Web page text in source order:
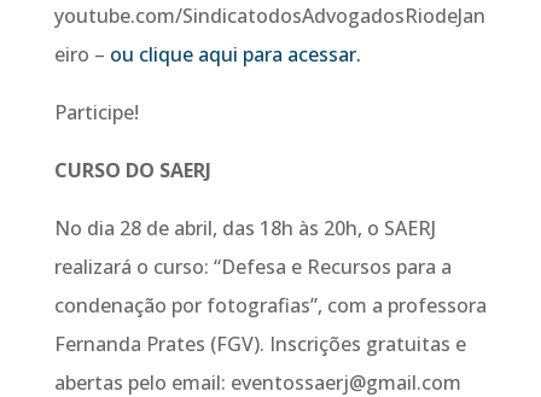
youtube.com/SindicatodosAdvogadosRiodeJan
eiro – ou clique aqui para acessar.
Participe!
CURSO DO SAERJ
No dia 28 de abril, das 18h às 20h, o SAERJ
realizará o curso: “Defesa e Recursos para a
condenação por fotografias”, com a professora
Fernanda Prates (FGV). Inscrições gratuitas e
abertas pelo email: eventossaerj@gmail.com